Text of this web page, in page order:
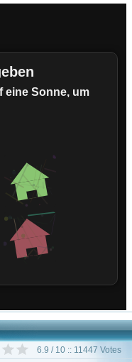
6.9 / 10 :: 11447 Votes